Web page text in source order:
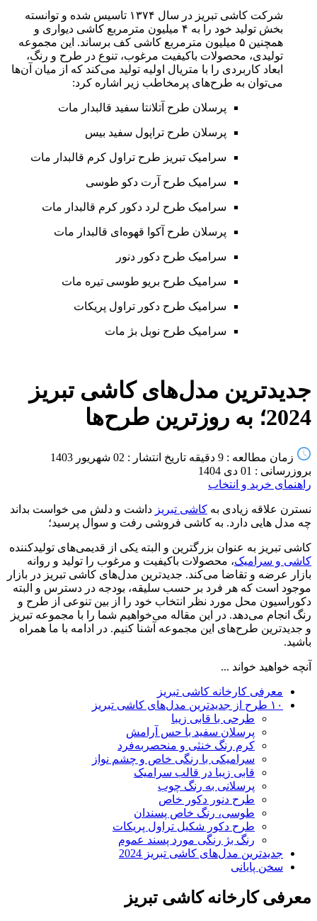
شرکت کاشی تبریز در سال ۱۳۷۴ تاسیس شده و توانسته
بخش تولید خود را به ۴ میلیون مترمربع کاشی دیواری و
همچنین ۵ میلیون مترمربع کاشی کف برساند. این مجموعه
تولیدی، محصولات باکیفیت مرغوب، تنوع در طرح و رنگ،
ابعاد کاربردی را با متریال اولیه تولید می‌کند که از میان آن‌ها
می‌توان به طرح‌های پرمخاطب زیر اشاره کرد:
پرسلان طرح آتلانتا سفید قالبدار مات
پرسلان طرح تراپول سفید بیس
سرامیک تبریز طرح تراول کرم قالبدار مات
سرامیک طرح آرت دکو طوسی
سرامیک طرح لرد دکور کرم قالبدار مات
پرسلان طرح آکوا قهوه‌ای قالبدار مات
سرامیک طرح دکور دنور
سرامیک طرح بریو طوسی تیره مات
سرامیک طرح دکور تراول پریکات
سرامیک طرح نوبل بژ مات
جدیدترین مدل‌های کاشی تبریز
2024؛ به روز‌ترین طرح‌ها
زمان مطالعه : 9 دقیقه
تاریخ انتشار : 02 شهریور 1403
بروزرسانی : 01 دی 1404
راهنمای خرید و انتخاب
نسترن علاقه زیادی به کاشی تبریز داشت و دلش می خواست بداند
چه مدل هایی دارد. به کاشی فروشی رفت و سوال پرسید؛
کاشی تبریز به عنوان بزرگترین و البته یکی از قدیمی‌های تولیدکننده
کاشی و سرامیک، محصولات باکیفیت و مرغوب را تولید و روانه
بازار عرضه و تقاضا می‌کند. جدیدترین مدل‌های کاشی تبریز در بازار
موجود است که هر فرد بر حسب سلیقه، بودجه در دسترس و البته
دکوراسیون محل مورد نظر انتخاب خود را از بین تنوعی از طرح و
رنگ انجام می‌دهد. در این مقاله می‌خواهیم شما را با مجموعه تبریز
و جدیدترین طرح‌های این مجموعه آشنا کنیم. در ادامه با ما همراه
باشید.
آنچه خواهید خواند ...
معرفی کارخانه کاشی تبریز
۱۰ طرح از جدیدترین مدل‌های کاشی تبریز
طرحی با قابی زیبا
پرسلان سفید با حس آرامش
کرم رنگ خنثی و منحصربه‌فرد
سرامیکی با رنگی خاص و چشم نواز
قابی زیبا در قالب سرامیک
پرسلانی به رنگ چوب
طرح دنور دکور خاص
طوسی، رنگ خاص پسندان
طرح دکور شکیل تراول پریکات
رنگ بژ رنگی مورد پسند عموم
جدیدترین مدل‌های کاشی تبریز 2024
سخن پایانی
معرفی کارخانه کاشی تبریز